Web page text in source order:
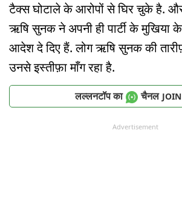
टैक्स घोटाले के आरोपों से घिर चुके है.
ऋषि सुनक ने अपनी ही पार्टी के
आदेश दे दिए हैं. लोग ऋषि सुनक की
उनसे इस्तीफ़ा माँग रहा है.
लल्लनटॉप का चैनल JOIN
Advertisement